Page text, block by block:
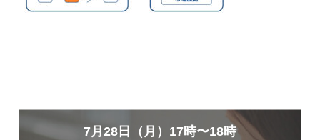
7月28日（月）17時〜18時